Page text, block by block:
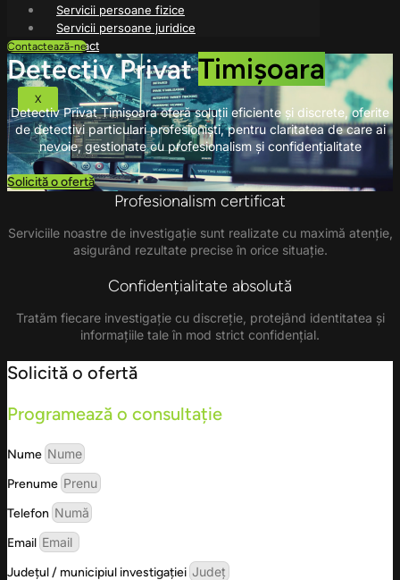
Servicii persoane fizice
Servicii persoane juridice
Contact
X
Contactează-ne
Detectiv PrivatTimișoara
Detectiv Privat Timișoara oferă soluții eficiente și discrete, oferite
de detectivi particulari profesioniști, pentru claritatea de care ai
nevoie, gestionate cu profesionalism și confidențialitate
Solicită o ofertă
Profesionalism certificat
Serviciile noastre de investigație sunt realizate cu maximă atenție,
asigurând rezultate precise în orice situație.
Confidențialitate absolută
Tratăm fiecare investigație cu discreție, protejând identitatea și
informațiile tale în mod strict confidențial.
Solicită o ofertă
Programează o consultație
Nume
Prenume
Telefon
Email
Județul / municipiul investigației